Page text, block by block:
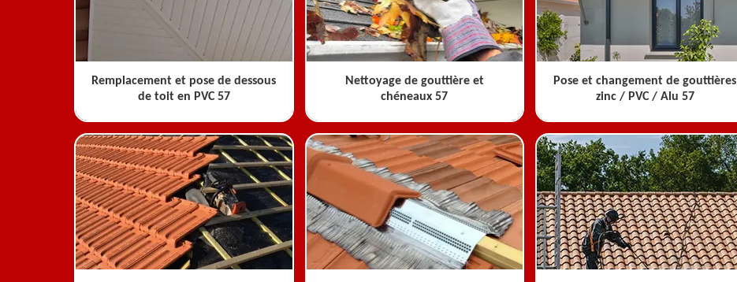
Remplacement et pose de dessous
de toit en PVC 57
Nettoyage de gouttière et
chéneaux 57
Pose et changement de gouttières
zinc / PVC / Alu 57